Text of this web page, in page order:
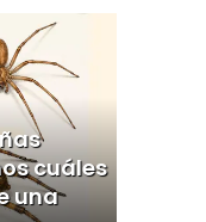
cuáles
una